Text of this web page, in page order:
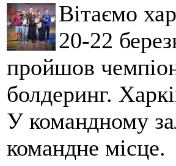
Вітаємо
20-22
пройшов
болдеринг.
У командному
командне місце.